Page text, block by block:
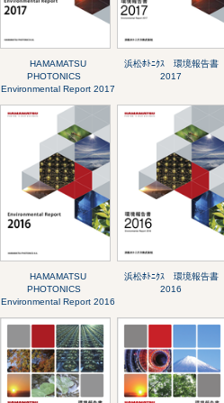
HAMAMATSU
PHOTONICS
Environmental Report 2017
浜松ﾎﾄﾆｸｽ 環境報告書
2017
HAMAMATSU
PHOTONICS
Environmental Report 2016
浜松ﾎﾄﾆｸｽ 環境報告書
2016